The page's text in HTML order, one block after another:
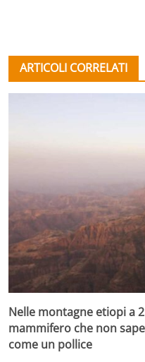
ARTICOLI CORRELATI
Nelle montagne etiopi a
mammifero che non
come un pollice